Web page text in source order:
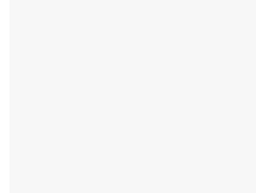
genommenen Personen die
Unternehmens darstellen,
häufig innerhalb der
Botschaften und Konsulate.
Übereinkommens bieten
voran die diplomatische
weder durchsucht noch